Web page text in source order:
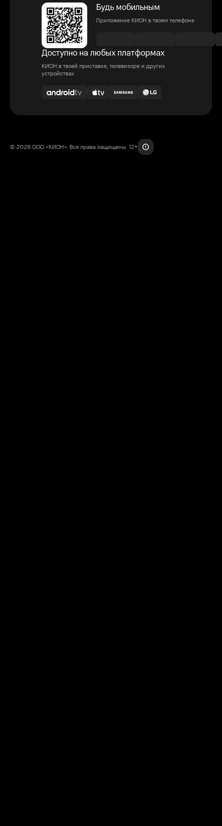
Будь мобильным
Приложение КИОН в твоем телефоне
Доступно на любых платформах
КИОН в твоей приставке, телевизоре и других
устройствах
© 2026 ООО «КИОН». Все права защищены. 12+